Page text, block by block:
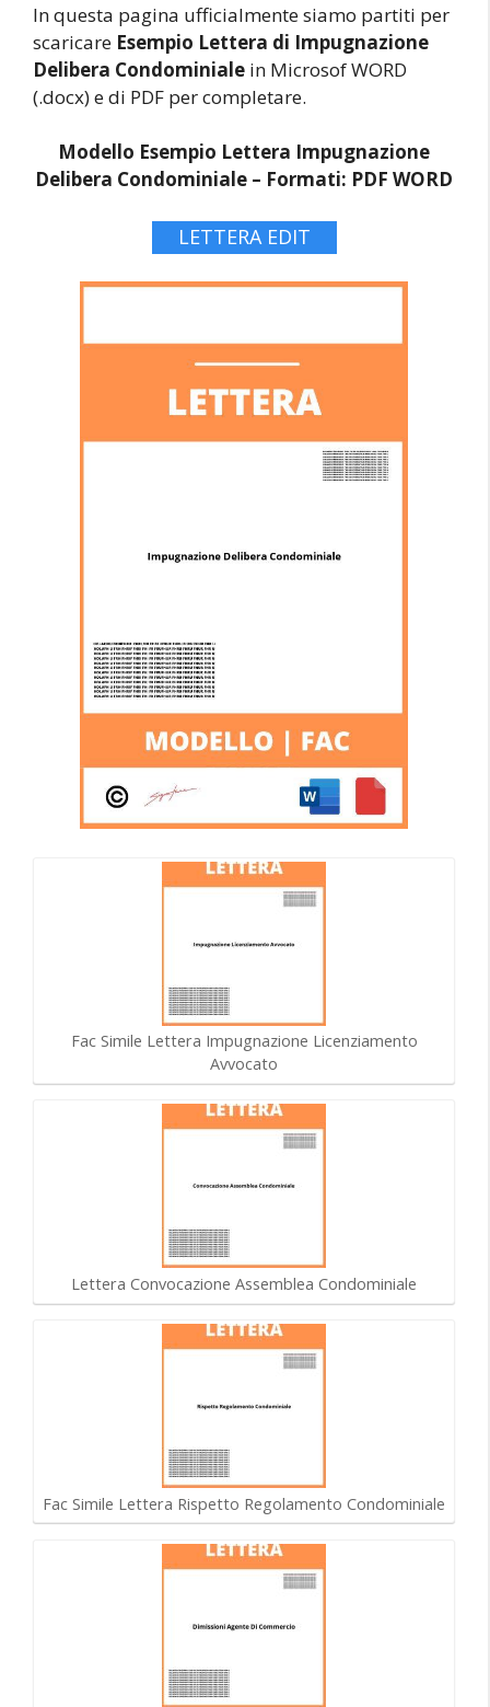
In questa pagina ufficialmente siamo partiti per
scaricare Esempio Lettera di Impugnazione
Delibera Condominiale in Microsof WORD
(.docx) e di PDF per completare.
Modello Esempio Lettera Impugnazione
Delibera Condominiale – Formati: PDF WORD
LETTERA EDIT
Fac Simile Lettera Impugnazione Licenziamento
Avvocato
Lettera Convocazione Assemblea Condominiale
Fac Simile Lettera Rispetto Regolamento Condominiale